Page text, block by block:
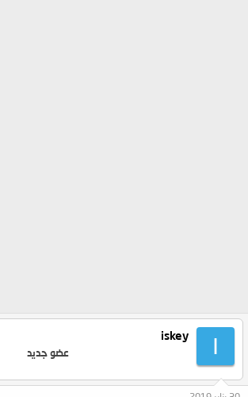
I
iskey
عضو جديد